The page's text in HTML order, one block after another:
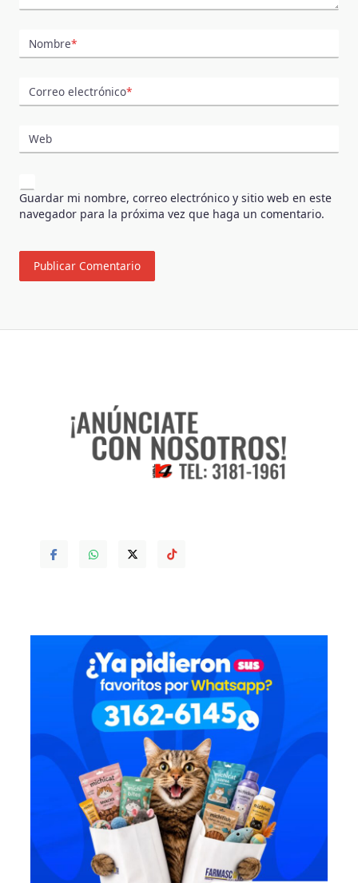
Nombre*
Correo electrónico*
Web
Guardar mi nombre, correo electrónico y sitio web en este
navegador para la próxima vez que haga un comentario.